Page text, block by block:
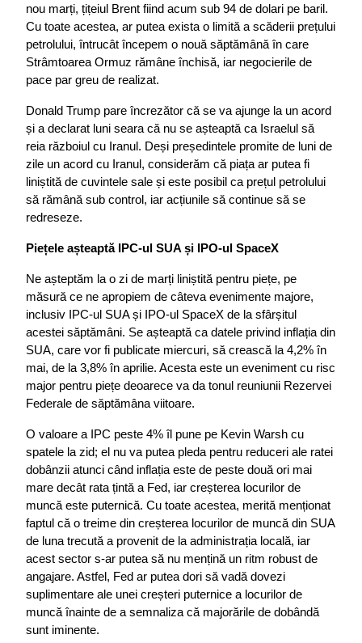
nou marți, țițeiul Brent fiind acum sub 94 de dolari pe baril.
Cu toate acestea, ar putea exista o limită a scăderii prețului
petrolului, întrucât începem o nouă săptămână în care
Strâmtoarea Ormuz rămâne închisă, iar negocierile de
pace par greu de realizat.
Donald Trump pare încrezător că se va ajunge la un acord
și a declarat luni seara că nu se așteaptă ca Israelul să
reia războiul cu Iranul. Deși președintele promite de luni de
zile un acord cu Iranul, considerăm că piața ar putea fi
liniștită de cuvintele sale și este posibil ca prețul petrolului
să rămână sub control, iar acțiunile să continue să se
redreseze.
Piețele așteaptă IPC-ul SUA și IPO-ul SpaceX
Ne așteptăm la o zi de marți liniștită pentru piețe, pe
măsură ce ne apropiem de câteva evenimente majore,
inclusiv IPC-ul SUA și IPO-ul SpaceX de la sfârșitul
acestei săptămâni. Se așteaptă ca datele privind inflația din
SUA, care vor fi publicate miercuri, să crească la 4,2% în
mai, de la 3,8% în aprilie. Acesta este un eveniment cu risc
major pentru piețe deoarece va da tonul reuniunii Rezervei
Federale de săptămâna viitoare.
O valoare a IPC peste 4% îl pune pe Kevin Warsh cu
spatele la zid; el nu va putea pleda pentru reduceri ale ratei
dobânzii atunci când inflația este de peste două ori mai
mare decât rata țintă a Fed, iar creșterea locurilor de
muncă este puternică. Cu toate acestea, merită menționat
faptul că o treime din creșterea locurilor de muncă din SUA
de luna trecută a provenit de la administrația locală, iar
acest sector s-ar putea să nu mențină un ritm robust de
angajare. Astfel, Fed ar putea dori să vadă dovezi
suplimentare ale unei creșteri puternice a locurilor de
muncă înainte de a semnaliza că majorările de dobândă
sunt iminente.